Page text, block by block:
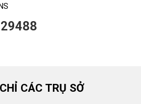
CÁC TRỤ SỞ